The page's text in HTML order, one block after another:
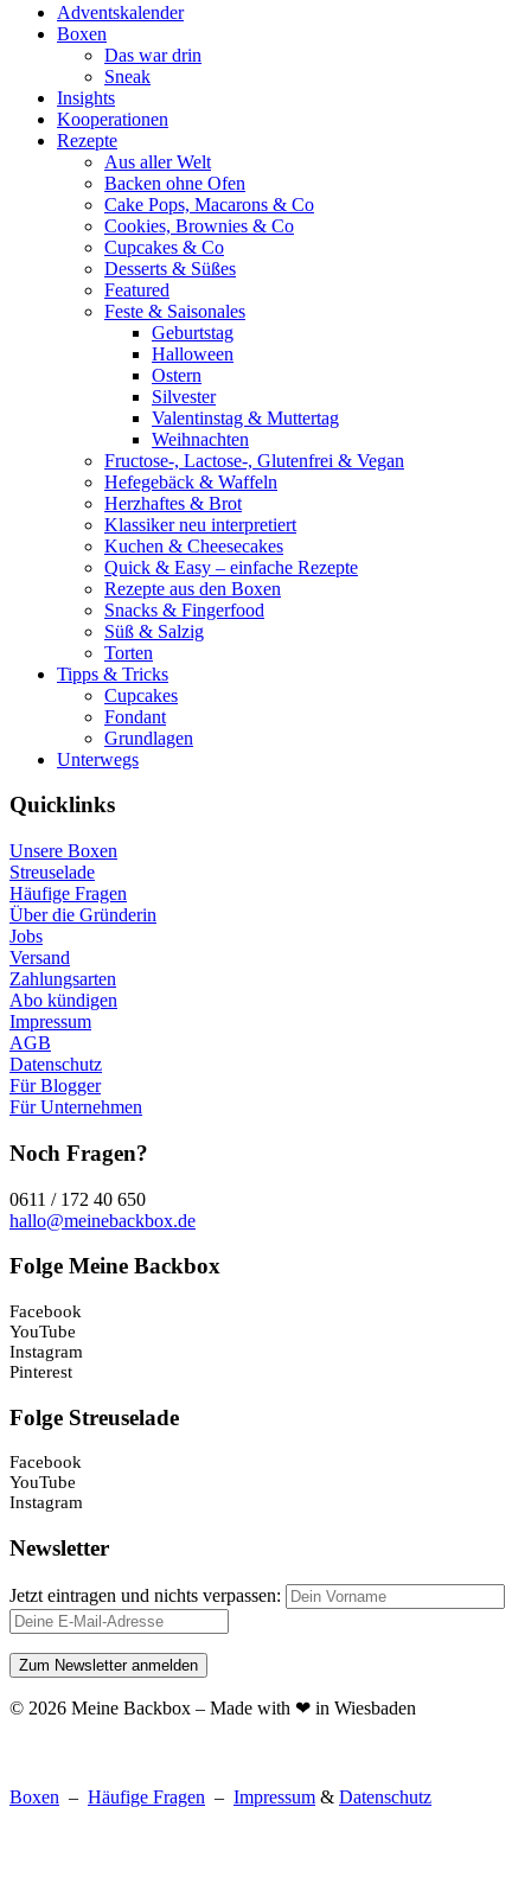
Adventskalender
Boxen
Das war drin
Sneak
Insights
Kooperationen
Rezepte
Aus aller Welt
Backen ohne Ofen
Cake Pops, Macarons & Co
Cookies, Brownies & Co
Cupcakes & Co
Desserts & Süßes
Featured
Feste & Saisonales
Geburtstag
Halloween
Ostern
Silvester
Valentinstag & Muttertag
Weihnachten
Fructose-, Lactose-, Glutenfrei & Vegan
Hefegebäck & Waffeln
Herzhaftes & Brot
Klassiker neu interpretiert
Kuchen & Cheesecakes
Quick & Easy – einfache Rezepte
Rezepte aus den Boxen
Snacks & Fingerfood
Süß & Salzig
Torten
Tipps & Tricks
Cupcakes
Fondant
Grundlagen
Unterwegs
Quicklinks
Unsere Boxen
Streuselade
Häufige Fragen
Über die Gründerin
Jobs
Versand
Zahlungsarten
Abo kündigen
Impressum
AGB
Datenschutz
Für Blogger
Für Unternehmen
Noch Fragen?
0611 / 172 40 650
hallo@meinebackbox.de
Folge Meine Backbox
Facebook
YouTube
Instagram
Pinterest
Folge Streuselade
Facebook
YouTube
Instagram
Newsletter
Jetzt eintragen und nichts verpassen:
© 2026 Meine Backbox – Made with ❤ in Wiesbaden
Boxen – Häufige Fragen – Impressum & Datenschutz